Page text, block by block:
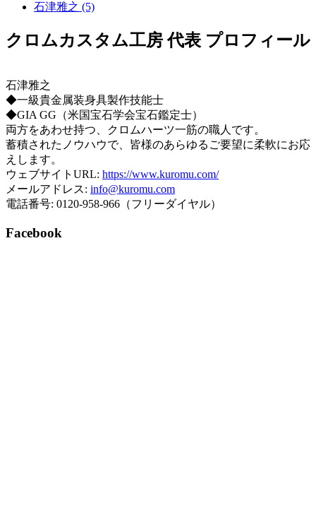
石津雅之 (5)
クロムカスタム工房 代表 プロフィール
石津雅之
◆一級貴金属装身具製作技能士
◆GIA GG（米国宝石学会宝石鑑定士）
両方をあわせ持つ、クロムハーツ一筋の職人です。
蓄積されたノウハウで、皆様のあらゆるご要望に柔軟にお応
えします。
ウェブサイトURL: https://www.kuromu.com/
メールアドレス: info@kuromu.com
電話番号: 0120-958-966（フリーダイヤル）
Facebook